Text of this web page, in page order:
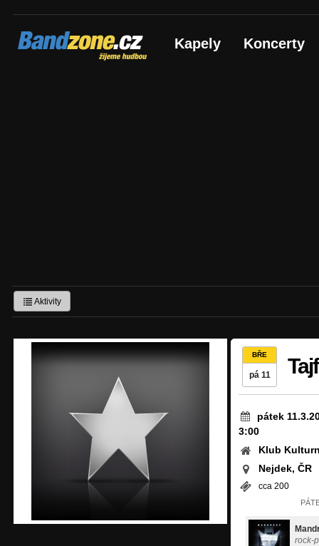
Bandzone.cz
žijeme hudbou Kapely Koncerty
Aktivity
BŘE
pá 11
pátek
3:00
Klub
Nejdek, ČR
cca 200
rock-